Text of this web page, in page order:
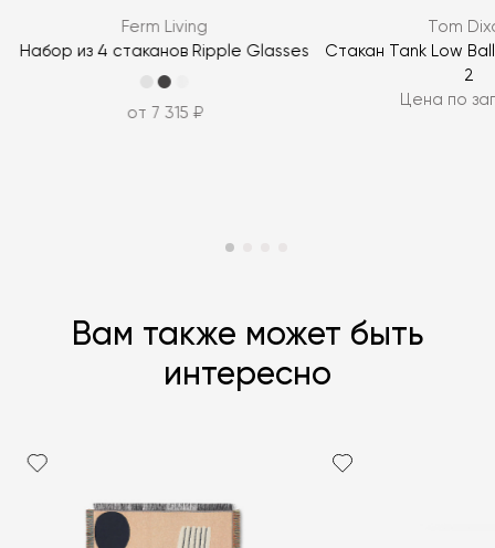
Ferm Living
Набор из 4 стаканов Ripple Glasses
от 7 315 ₽
Tom
Стакан Tank Low
2
Цена по
Вам также может быть
интересно